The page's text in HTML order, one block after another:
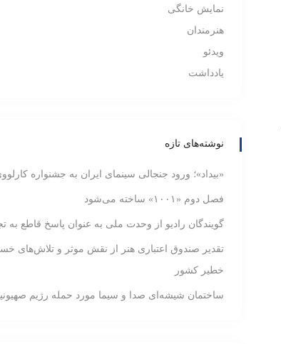
نمایش خانگی
هنرمندان
ویدئو
یادداشت
نوشته‌های تازه
«بیداد»؛ ورود جنجالی سینمای ایران به جشنواره
فصل دوم «۱۰۰۱» ساخته می‌شود
گویندگان رادیو از وحدت ملی به عنوان پاسخ قاطع به
تقدیر صندوق اعتباری هنر از نقش موثر و تلاش‌های
خطیر کشور
ساختمان شیشه‌ای صدا و سیما مورد حمله رژیم